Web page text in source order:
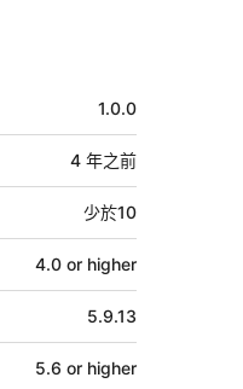
1.0.0
4 年之前
少於10
4.0 or higher
5.9.13
5.6 or higher